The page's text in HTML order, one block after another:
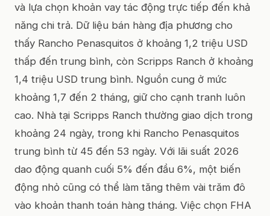
và lựa chọn khoản vay tác động trực tiếp đến khả
năng chi trả. Dữ liệu bán hàng địa phương cho
thấy Rancho Penasquitos ở khoảng 1,2 triệu USD
thấp đến trung bình, còn Scripps Ranch ở khoảng
1,4 triệu USD trung bình. Nguồn cung ở mức
khoảng 1,7 đến 2 tháng, giữ cho cạnh tranh luôn
cao. Nhà tại Scripps Ranch thường giao dịch trong
khoảng 24 ngày, trong khi Rancho Penasquitos
trung bình từ 45 đến 53 ngày. Với lãi suất 2026
dao động quanh cuối 5% đến đầu 6%, một biến
động nhỏ cũng có thể làm tăng thêm vài trăm đô
vào khoản thanh toán hàng tháng. Việc chọn FHA